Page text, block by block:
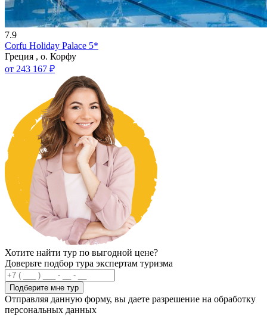
7.9
Corfu Holiday Palace 5*
Греция , о. Корфу
от 243 167 ₽
Хотите найти тур по выгодной цене?
Доверьте подбор тура экспертам туризма
Подберите мне тур
Отправляя данную форму, вы даете разрешение на обработку
персональных данных